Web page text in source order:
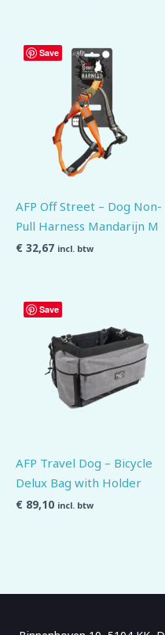
Save
AFP Off Street – Dog Non-
Pull Harness Mandarijn M
€ 32,67 incl. btw
Save
AFP Travel Dog – Bicycle
Delux Bag with Holder
€ 89,10 incl. btw